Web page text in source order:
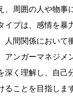
、周囲の人や物事
イプは、感情を暴
人間関係において
アンガーマネジメ
深く理解し、自己
ることを目指しま